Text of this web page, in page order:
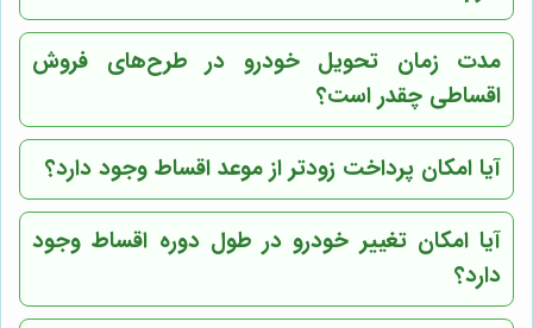
مدت زمان تحویل خودرو در طرح‌های فروش
اقساطی چقدر است؟
آیا امکان پرداخت زودتر از موعد اقساط وجود دارد؟
آیا امکان تغییر خودرو در طول دوره اقساط وجود
دارد؟